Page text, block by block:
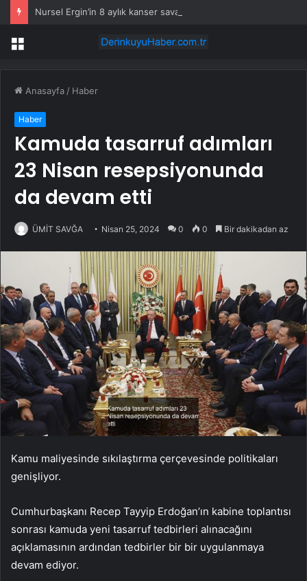
Menü
Anasayfa / Haber
Haber
Kamuda tasarruf adımları
23 Nisan resepsiyonunda
da devam etti
ÜMİT SAVĞA Nisan 25, 2024 0 0 Bir dakikadan az
Kamu maliyesinde sıkılaştırma çerçevesinde politikaları
genişliyor.
Cumhurbaşkanı Recep Tayyip Erdoğan’ın kabine toplantısı
sonrası kamuda yeni tasarruf tedbirleri alınacağını
açıklamasının ardından tedbirler bir bir uygulanmaya
devam ediyor.